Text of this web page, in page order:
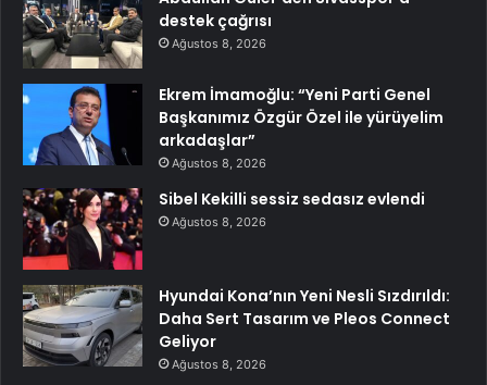
destek çağrısı
Ağustos 8, 2026
Ekrem İmamoğlu: “Yeni Parti Genel
Başkanımız Özgür Özel ile yürüyelim
arkadaşlar”
Ağustos 8, 2026
Sibel Kekilli sessiz sedasız evlendi
Ağustos 8, 2026
Hyundai Kona’nın Yeni Nesli Sızdırıldı:
Daha Sert Tasarım ve Pleos Connect
Geliyor
Ağustos 8, 2026